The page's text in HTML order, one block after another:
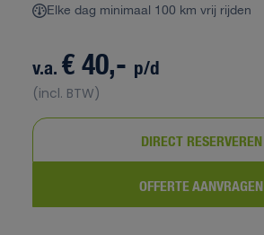
Elke dag minimaal 100 km vrij rijden
v.a.€ 40,- p/d
(incl. BTW)
DIRECT RESERVEREN
OFFERTE AANVRAGEN